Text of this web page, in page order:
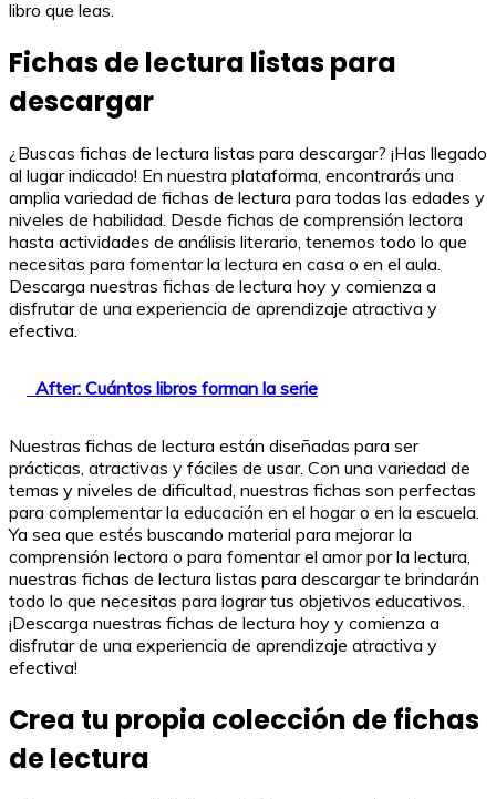
libro que leas.
Fichas de lectura listas para
descargar
¿Buscas fichas de lectura listas para descargar? ¡Has llegado
al lugar indicado! En nuestra plataforma, encontrarás una
amplia variedad de fichas de lectura para todas las edades y
niveles de habilidad. Desde fichas de comprensión lectora
hasta actividades de análisis literario, tenemos todo lo que
necesitas para fomentar la lectura en casa o en el aula.
Descarga nuestras fichas de lectura hoy y comienza a
disfrutar de una experiencia de aprendizaje atractiva y
efectiva.
After: Cuántos libros forman la serie
Nuestras fichas de lectura están diseñadas para ser
prácticas, atractivas y fáciles de usar. Con una variedad de
temas y niveles de dificultad, nuestras fichas son perfectas
para complementar la educación en el hogar o en la escuela.
Ya sea que estés buscando material para mejorar la
comprensión lectora o para fomentar el amor por la lectura,
nuestras fichas de lectura listas para descargar te brindarán
todo lo que necesitas para lograr tus objetivos educativos.
¡Descarga nuestras fichas de lectura hoy y comienza a
disfrutar de una experiencia de aprendizaje atractiva y
efectiva!
Crea tu propia colección de fichas
de lectura